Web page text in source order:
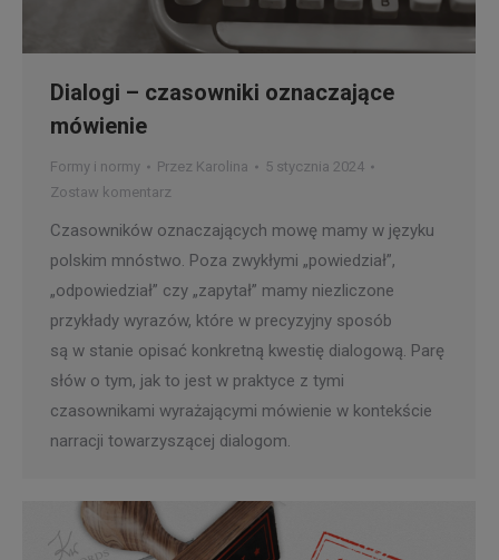
Dialogi – czasowniki oznaczające
mówienie
Formy i normy Przez Karolina
5 stycznia 2024
Zostaw komentarz
Czasowników oznaczających mowę mamy w języku
polskim mnóstwo. Poza zwykłymi „powiedział”,
„odpowiedział” czy „zapytał” mamy niezliczone
przykłady wyrazów, które w precyzyjny sposób
są w stanie opisać konkretną kwestię dialogową. Parę
słów o tym, jak to jest w praktyce z tymi
czasownikami wyrażającymi mówienie w kontekście
narracji towarzyszącej dialogom.